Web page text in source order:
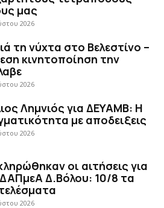
μας
2026
τη νύχτα στο Βελεστίνο –
κινητοποίηση την
2026
Λημνιός για ΔΕΥΑΜΒ: Η
με αποδειξεις
2026
οι αιτήσεις για
Δ.Βόλου: 10/8 τα
2026